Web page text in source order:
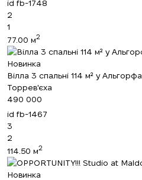
id fb-1748
2
1
77.00 м2
Новинка
Вілла 3 спальні 114 м² у Альгорфа
Торрев'єха
490 000
id fb-1467
3
2
114.50 м2
Новинка